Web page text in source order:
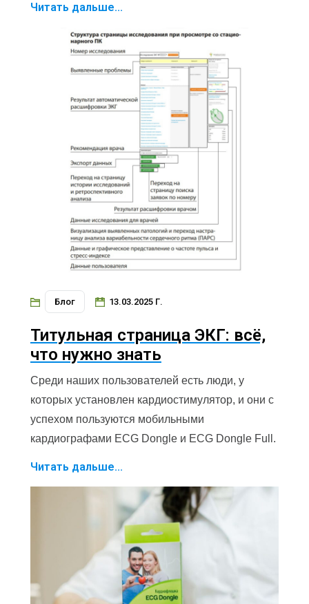
Читать дальше...
Блог 13.03.2025 Г.
Титульная страница ЭКГ: всё,
что нужно знать
Среди наших пользователей есть люди, у
которых установлен кардиостимулятор, и они с
успехом пользуются мобильными
кардиографами ECG Dongle и ECG Dongle Full.
Читать дальше...